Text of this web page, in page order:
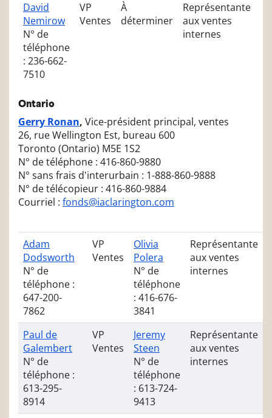
David
Nemirow
N° de
téléphone
: 236-662-
7510
VP
Ventes
À
déterminer
Représentante
aux ventes
internes
Ontario
Gerry Ronan, Vice-président principal, ventes
26, rue Wellington Est, bureau 600
Toronto (Ontario) M5E 1S2
N° de téléphone : 416-860-9880
N° sans frais d'interurbain : 1-888-860-9888
N° de télécopieur : 416-860-9884
Courriel : fonds@iaclarington.com
Adam
Dodsworth
N° de
téléphone :
647-200-
7862
VP
Ventes
Olivia
Polera
N° de
téléphone
: 416-676-
3841
Représentante
aux ventes
internes
Paul de
Galembert
N° de
téléphone :
613-295-
8914
VP
Ventes
Jeremy
Steen
N° de
téléphone
: 613-724-
9413
Représentante
aux ventes
internes